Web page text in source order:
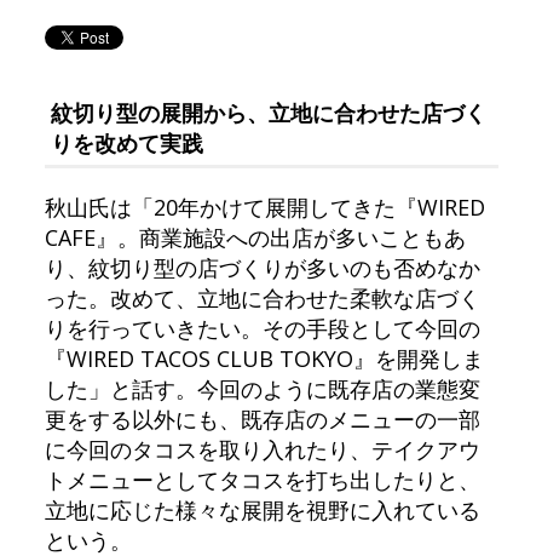
紋切り型の展開から、立地に合わせた店づく
りを改めて実践
秋山氏は「20年かけて展開してきた『WIRED
CAFE』。商業施設への出店が多いこともあ
り、紋切り型の店づくりが多いのも否めなか
った。改めて、立地に合わせた柔軟な店づく
りを行っていきたい。その手段として今回の
『WIRED TACOS CLUB TOKYO』を開発しま
した」と話す。今回のように既存店の業態変
更をする以外にも、既存店のメニューの一部
に今回のタコスを取り入れたり、テイクアウ
トメニューとしてタコスを打ち出したりと、
立地に応じた様々な展開を視野に入れている
という。